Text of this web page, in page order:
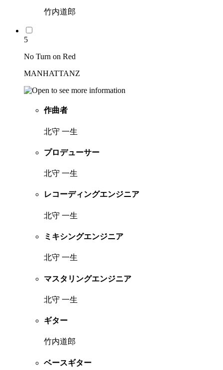
竹内道郎
5
No Turn on Red
MANHATTANZ
作曲者
北守 一生
プロデューサー
北守 一生
レコーディングエンジニア
北守 一生
ミキシングエンジニア
北守 一生
マスタリングエンジニア
北守 一生
ギター
竹内道郎
ベースギター